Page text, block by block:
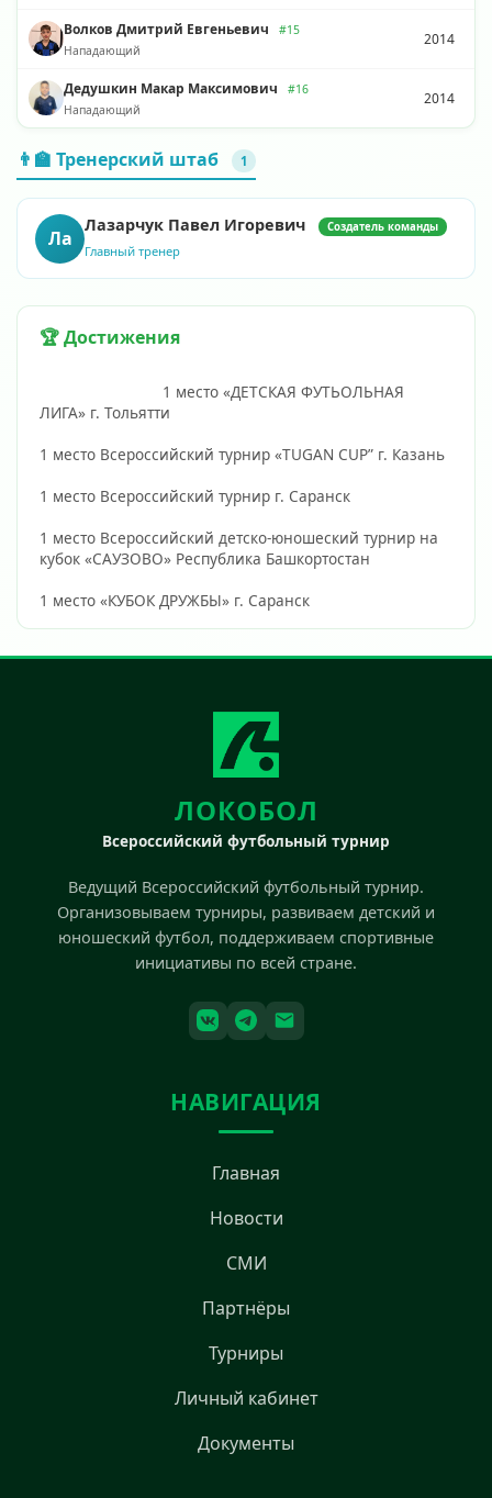
Волков Дмитрий Евгеньевич
#15
Нападающий
2014
Дедушкин Макар Максимович
#16
Нападающий
2014
👨‍🏫 Тренерский штаб 1
Ла
Лазарчук Павел Игоревич Создатель команды
Главный тренер
🏆 Достижения
ЛИГА» г. Тольятти
1 место Всероссийский турнир «TUGAN CUP” г. Казань
1 место Всероссийский турнир г. Саранск
1 место Всероссийский детско-юношеский турнир на
кубок «САУЗОВО» Республика Башкортостан
1 место «КУБОК ДРУЖБЫ» г. Саранск
ЛОКОБОЛ
Всероссийский футбольный турнир
Ведущий Всероссийский футбольный турнир.
Организовываем турниры, развиваем детский и
юношеский футбол, поддерживаем спортивные
инициативы по всей стране.
НАВИГАЦИЯ
Главная
Новости
СМИ
Партнёры
Турниры
Личный кабинет
Документы